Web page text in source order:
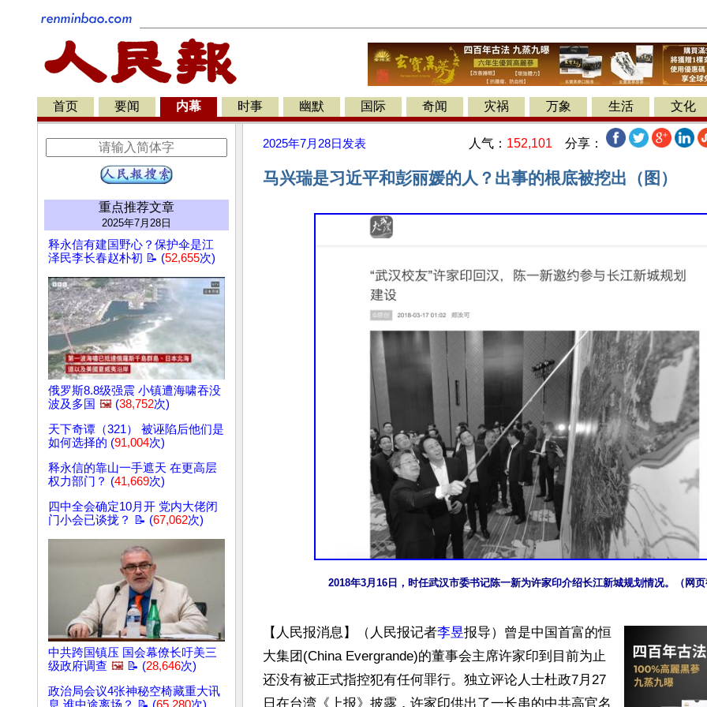
首页 要闻 内幕 时事 幽默 国际 奇闻 灾祸 万象 生活 文化
重点推荐文章
2025年7月28日
释永信有建国野心？保护伞是江
泽民李长春赵朴初 📝 (52,655次)
俄罗斯8.8级强震 小镇遭海啸吞没
波及多国 🖼️ (38,752次)
天下奇谭（321） 被诬陷后他们是
如何选择的 (91,004次)
释永信的靠山一手遮天 在更高层
权力部门？ (41,669次)
四中全会确定10月开 党内大佬闭
门小会已谈拢？ 📝 (67,062次)
中共跨国镇压 国会幕僚长吁美三
级政府调查 🖼️ 📝 (28,646次)
政治局会议4张神秘空椅藏重大讯
2025年7月28日 发表 人气： 152,101 分享：
马兴瑞是习近平和彭丽媛的人？出事的根底被挖出（图）
2018年3月16日，时任武汉市委书记陈一新为许家印介绍长江新城规划情况。（网
【人民报消息】（人民报记者李昱报导）曾是中国首富的恒
大集团(China Evergrande)的董事会主席许家印到目前为止
还没有被正式指控犯有任何罪行。独立评论人士杜政7月27
日在台湾《上报》披露，许家印供出了一长串的中共高官名